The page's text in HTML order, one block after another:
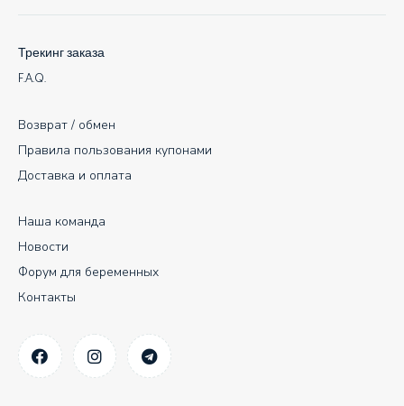
Наша команда
Новости
Форум для беременных
Контакты
Возврат / обмен
Правила пользования купонами
Доставка и оплата
Трекинг заказа
F.A.Q.